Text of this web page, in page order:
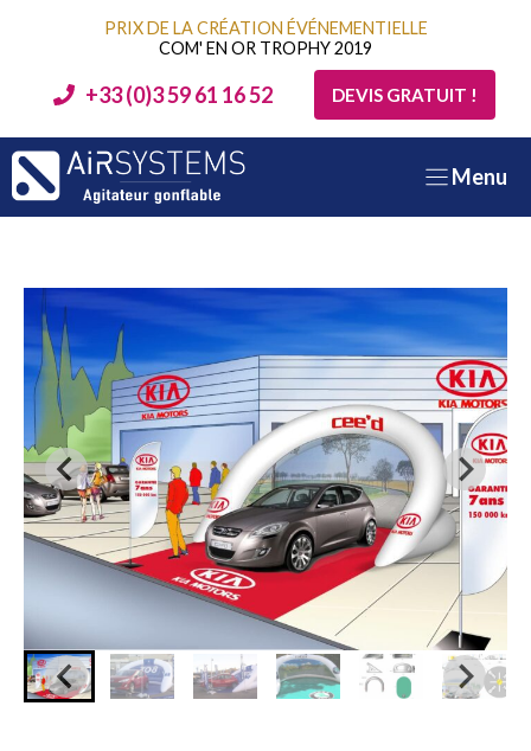
contenu
PRIX DE LA CRÉATION ÉVÉNEMENTIELLE
COM' EN OR TROPHY 2019
+33 (0)3 59 61 16 52 DEVIS GRATUIT !
Menu